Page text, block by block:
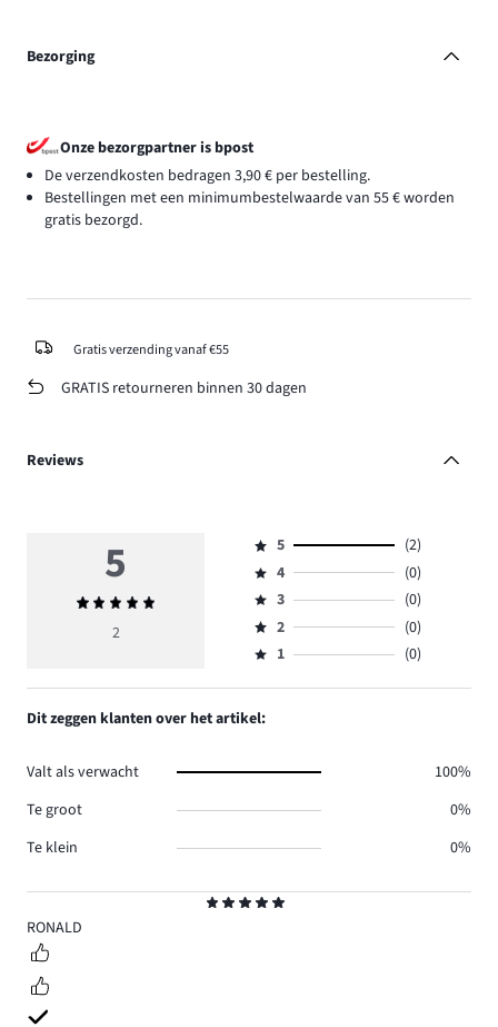
Bezorging
Onze bezorgpartner is bpost
De verzendkosten bedragen 3,90 € per bestelling.
Bestellingen met een minimumbestelwaarde van 55 € worden
gratis bezorgd.
Gratis verzending vanaf €55
GRATIS retourneren binnen 30 dagen
Reviews
5
RONALD
5
Gemiddelde
beoordeling
2
Beoordeling
5,
aantal
reviews
2.
5
(2)
Beoordeling
4,
aantal
reviews
4
(0)
Beoordeling
3,
aantal
3
(0)
Beoordeling
2,
0.
2
(0)
Beoordeling
1,
aantal
reviews
1 (0)
Dit zeggen klanten over het artikel:
Valt als verwacht
100%
Te groot
0%
Te klein
0%